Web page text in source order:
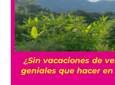
¿Sin vacaciones de
geniales que hacer